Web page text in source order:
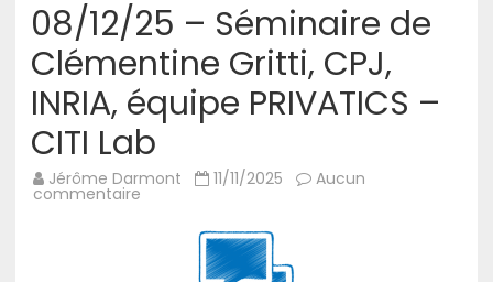
08/12/25 – Séminaire de
Clémentine Gritti, CPJ,
INRIA, équipe PRIVATICS –
CITI Lab
Jérôme Darmont 11/11/2025 Aucun
commentaire
Séminaire
Clémentine